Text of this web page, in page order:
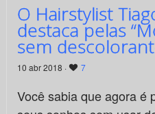
O Hairstylist
destaca pelas
sem
10 abr 2018 · 7
Você sabia que agora é